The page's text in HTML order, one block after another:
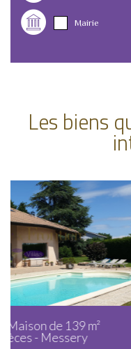
Mairie
Les biens
Villa /
6 Pièces